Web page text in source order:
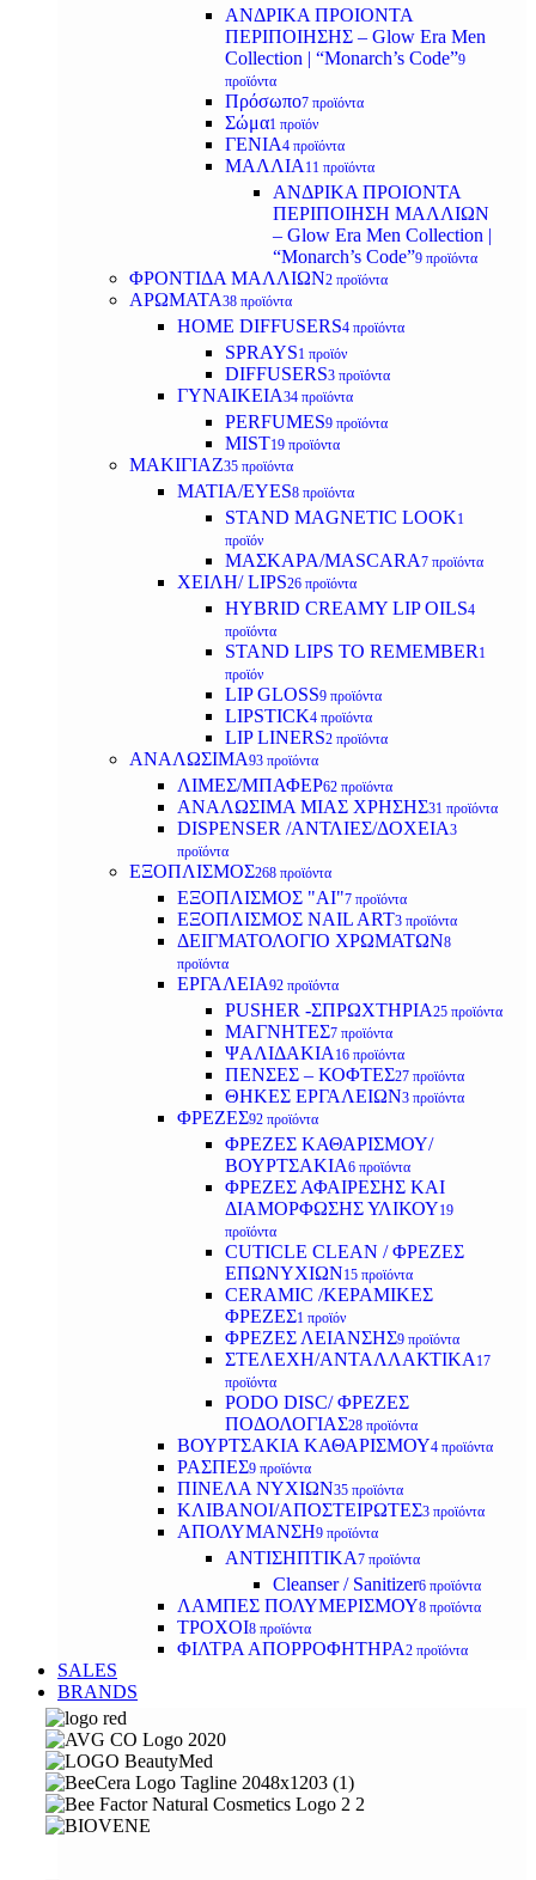
ΑΝΔΡΙΚΑ ΠΡΟΙΟΝΤΑ
ΠΕΡΙΠΟΙΗΣΗΣ – Glow Era Men
Collection | “Monarch’s Code”9
προϊόντα
Πρόσωπο7 προϊόντα
Σώμα1 προϊόν
ΓΕΝΙΑ4 προϊόντα
ΜΑΛΛΙΑ 11 προϊόντα
ΑΝΔΡΙΚΑ ΠΡΟΙΟΝΤΑ
ΠΕΡΙΠΟΙΗΣΗ ΜΑΛΛΙΩΝ
– Glow Era Men Collection |
“Monarch’s Code”9 προϊόντα
ΦΡΟΝΤΙΔΑ ΜΑΛΛΙΩΝ2 προϊόντα
ΑΡΩΜΑΤΑ38 προϊόντα
HOME DIFFUSERS4 προϊόντα
SPRAYS1 προϊόν
DIFFUSERS3 προϊόντα
ΓΥΝΑΙΚΕΙΑ34 προϊόντα
PERFUMES9 προϊόντα
MIST19 προϊόντα
ΜΑΚΙΓΙΑΖ35 προϊόντα
ΜΑΤΙΑ/EYES8 προϊόντα
STAND MAGNETIC LOOK1
προϊόν
ΜΑΣΚΑΡΑ/MASCARA7 προϊόντα
ΧΕΙΛΗ/ LIPS26 προϊόντα
HYBRID CREAMY LIP OILS4
προϊόντα
STAND LIPS TO REMEMBER 1
προϊόν
LIP GLOSS9 προϊόντα
LIPSTICK4 προϊόντα
LIP LINERS2 προϊόντα
ΑΝΑΛΩΣΙΜΑ93 προϊόντα
ΛΙΜΕΣ/ΜΠΑΦΕΡ62 προϊόντα
ΑΝΑΛΩΣΙΜΑ ΜΙΑΣ ΧΡΗΣΗΣ31 προϊόντα
DISPENSER /ΑΝΤΛΙΕΣ/ΔΟΧΕΙΑ3
προϊόντα
ΕΞΟΠΛΙΣΜΟΣ268 προϊόντα
ΕΞΟΠΛΙΣΜΟΣ "AI"7 προϊόντα
ΕΞΟΠΛΙΣΜΟΣ NAIL ART3 προϊόντα
ΔΕΙΓΜΑΤΟΛΟΓΙΟ ΧΡΩΜΑΤΩΝ8
προϊόντα
ΕΡΓΑΛΕΙΑ92 προϊόντα
PUSHER -ΣΠΡΩΧΤΗΡΙΑ25 προϊόντα
ΜΑΓΝΗΤΕΣ7 προϊόντα
ΨΑΛΙΔΑΚΙΑ 16 προϊόντα
ΠΕΝΣΕΣ – ΚΟΦΤΕΣ27 προϊόντα
ΘΗΚΕΣ ΕΡΓΑΛΕΙΩΝ3 προϊόντα
ΦΡΕΖΕΣ92 προϊόντα
ΦΡΕΖΕΣ ΚΑΘΑΡΙΣΜΟΥ/
ΒΟΥΡΤΣΑΚΙΑ6 προϊόντα
ΦΡΕΖΕΣ ΑΦΑΙΡΕΣΗΣ ΚΑΙ
ΔΙΑΜΟΡΦΩΣΗΣ ΥΛΙΚΟΥ19
προϊόντα
CUTICLE CLEAN / ΦΡΕΖΕΣ
ΕΠΩΝΥΧΙΩΝ15 προϊόντα
CERAMIC /ΚΕΡΑΜΙΚΕΣ
ΦΡΕΖΕΣ1 προϊόν
ΦΡΕΖΕΣ ΛΕΙΑΝΣΗΣ9 προϊόντα
ΣΤΕΛΕΧΗ/ΑΝΤΑΛΛΑΚΤΙΚΑ 17
προϊόντα
PODO DISC/ ΦΡΕΖΕΣ
ΠΟΔΟΛΟΓΙΑΣ28 προϊόντα
ΒΟΥΡΤΣΑΚΙΑ ΚΑΘΑΡΙΣΜΟΥ4 προϊόντα
ΡΑΣΠΕΣ9 προϊόντα
ΠΙΝΕΛΑ ΝΥΧΙΩΝ35 προϊόντα
ΚΛΙΒΑΝΟΙ/ΑΠΟΣΤΕΙΡΩΤΕΣ3 προϊόντα
ΑΠΟΛΥΜΑΝΣΗ9 προϊόντα
ΑΝΤΙΣΗΠΤΙΚΑ7 προϊόντα
Cleanser / Sanitizer6 προϊόντα
ΛΑΜΠΕΣ ΠΟΛΥΜΕΡΙΣΜΟΥ8 προϊόντα
ΤΡΟΧΟΙ8 προϊόντα
ΦΙΛΤΡΑ ΑΠΟΡΡΟΦΗΤΗΡΑ2 προϊόντα
SALES
BRANDS